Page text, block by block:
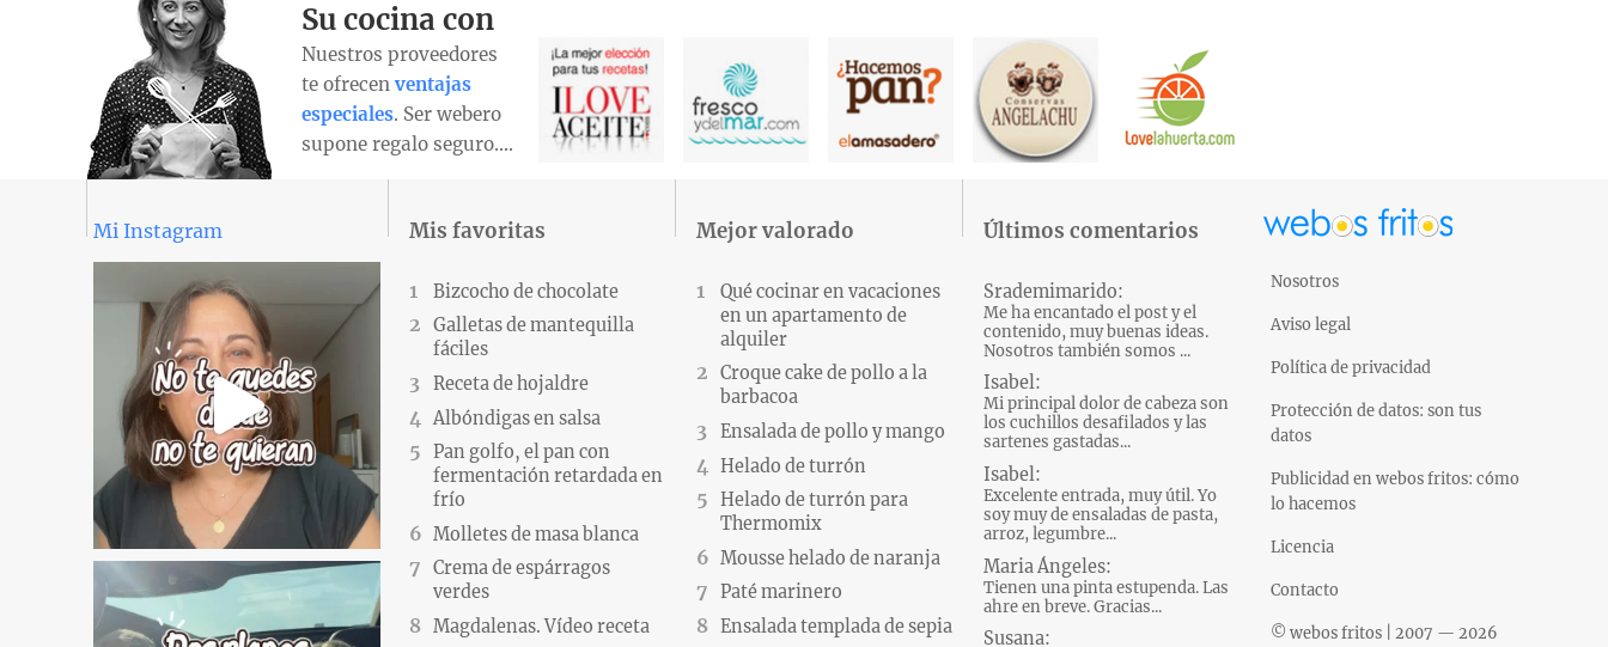
Su cocina con
Nuestros proveedores
te ofrecen ventajas
especiales. Ser webero
supone regalo seguro….
Mi Instagram Mis favoritas
Bizcocho de chocolate
Galletas de mantequilla
fáciles
Receta de hojaldre
Albóndigas en salsa
Pan golfo, el pan con
fermentación retardada en
frío
Molletes de masa blanca
Crema de espárragos
verdes
Magdalenas. Vídeo receta
Mejor valorado
Qué cocinar en vacaciones
en un apartamento de
alquiler
Croque cake de pollo a la
barbacoa
Ensalada de pollo y mango
Helado de turrón
Helado de turrón para
Thermomix
Mousse helado de naranja
Paté marinero
Ensalada templada de sepia
Últimos comentarios
Srademimarido:
Me ha encantado el post y el
contenido, muy buenas ideas.
Nosotros también somos ...
Isabel:
Mi principal dolor de cabeza son
los cuchillos desafilados y las
sartenes gastadas...
Isabel:
Excelente entrada, muy útil. Yo
soy muy de ensaladas de pasta,
arroz, legumbre...
Maria Ángeles:
Tienen una pinta estupenda. Las
ahre en breve. Gracias...
Susana:
Nosotros
Aviso legal
Política de privacidad
Protección de datos: son tus
datos
Publicidad en webos fritos: cómo
lo hacemos
Licencia
Contacto
© webos fritos | 2007 — 2026